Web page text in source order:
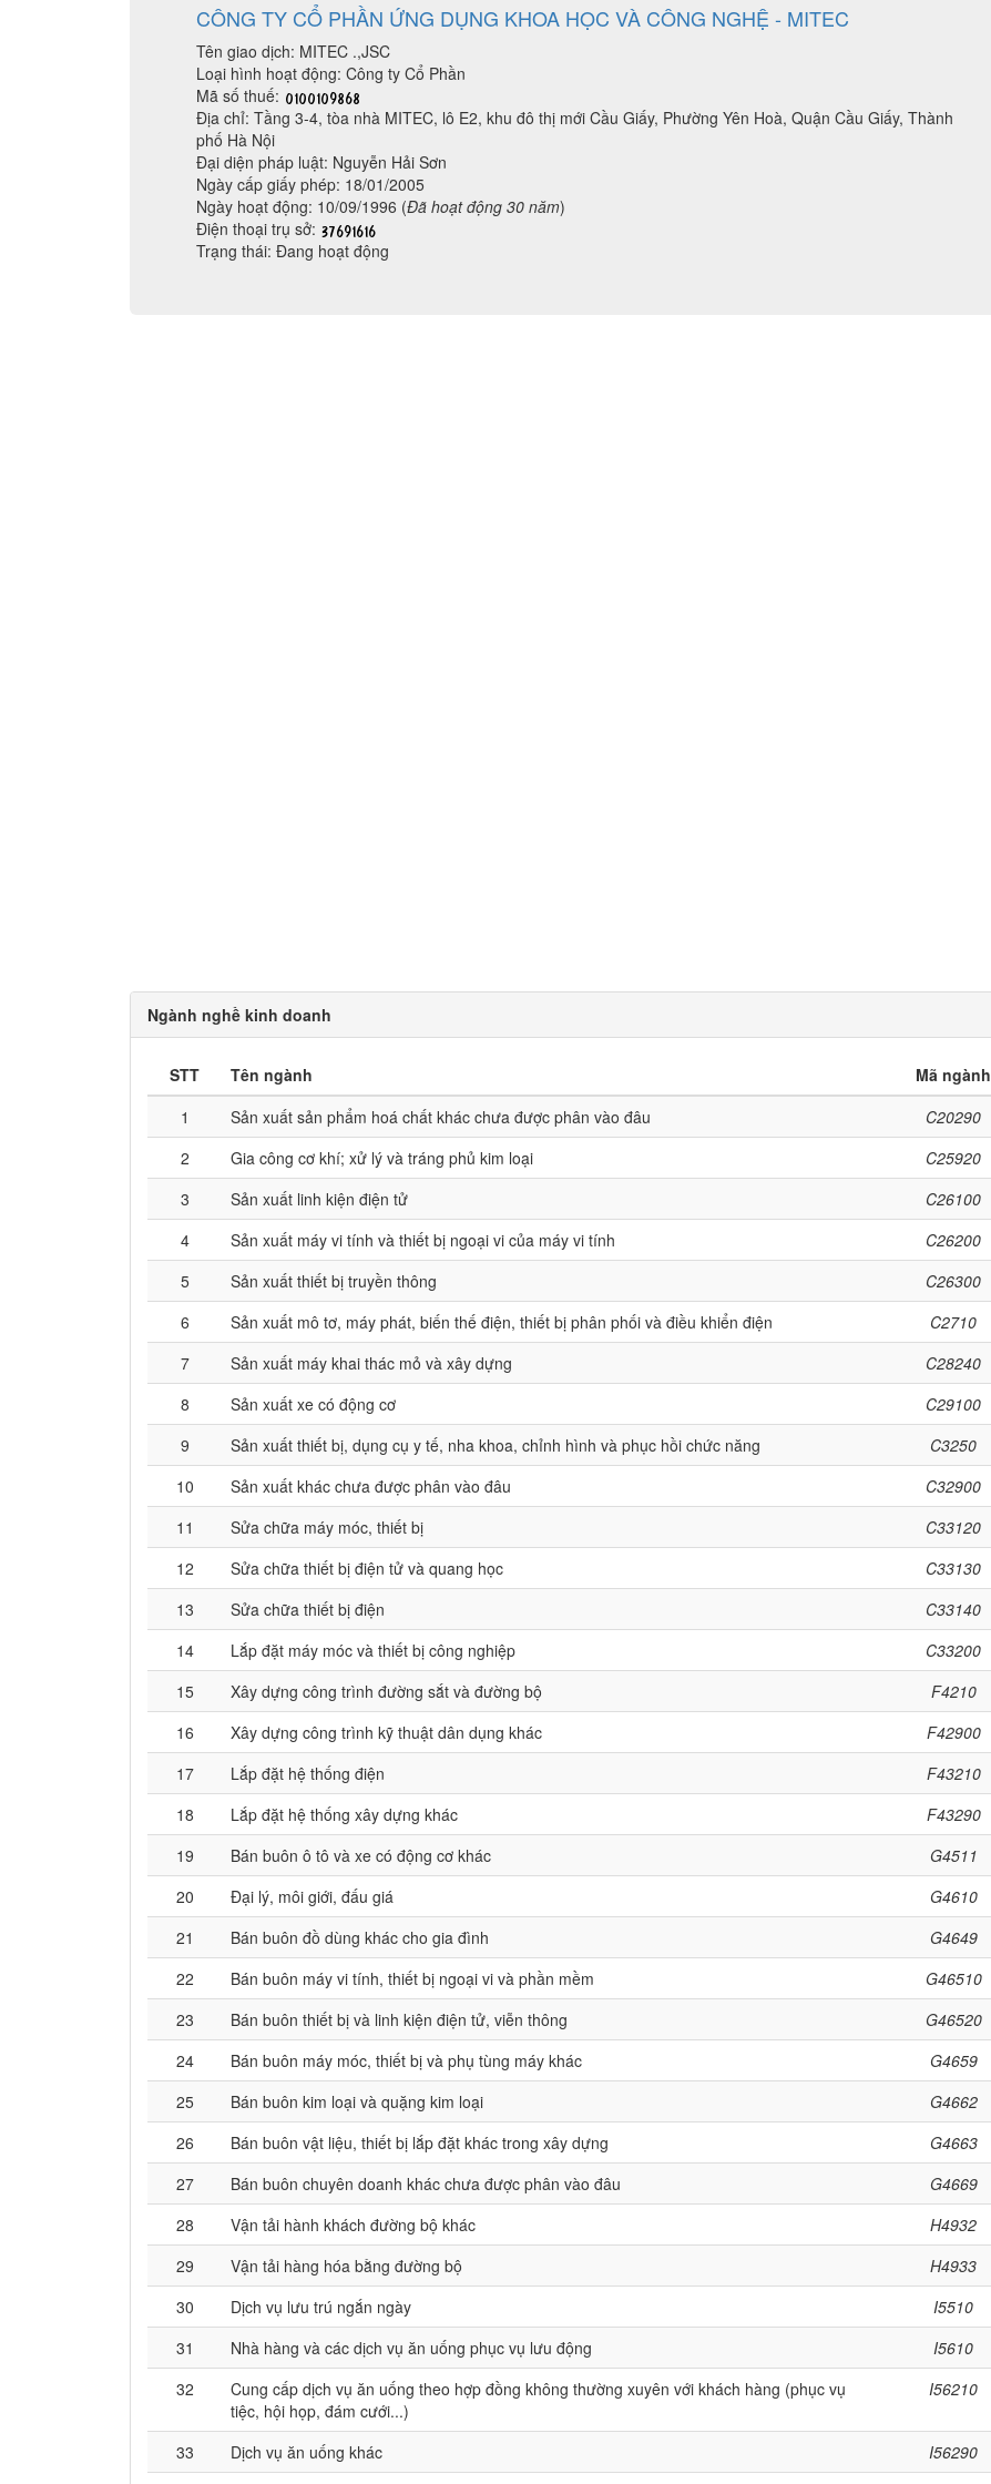
CÔNG TY CỔ PHẦN ỨNG DỤNG KHOA HỌC VÀ CÔNG NGHỆ - MITEC
Tên giao dịch: MITEC .,JSC
Loại hình hoạt động: Công ty Cổ Phần
Mã số thuế:
Địa chỉ: Tầng 3-4, tòa nhà MITEC, lô E2, khu đô thị mới Cầu Giấy, Phường Yên Hoà, Quận Cầu Giấy, Thành
phố Hà Nội
Đại diện pháp luật: Nguyễn Hải Sơn
Ngày cấp giấy phép: 18/01/2005
Ngày hoạt động: 10/09/1996 (Đã hoạt động 30 năm)
Điện thoại trụ sở:
Trạng thái: Đang hoạt động
Ngành nghề kinh doanh
STT Tên ngành
Mã ngành
1
Sản xuất sản phẩm hoá chất khác chưa được phân vào đâu
C20290
2
Gia công cơ khí; xử lý và tráng phủ kim loại
C25920
3
Sản xuất linh kiện điện tử
C26100
4
Sản xuất máy vi tính và thiết bị ngoại vi của máy vi tính
C26200
5
Sản xuất thiết bị truyền thông
C26300
6
Sản xuất mô tơ, máy phát, biến thế điện, thiết bị phân phối và điều khiển điện
C2710
7
Sản xuất máy khai thác mỏ và xây dựng
C28240
8
Sản xuất xe có động cơ
C29100
9
Sản xuất thiết bị, dụng cụ y tế, nha khoa, chỉnh hình và phục hồi chức năng
C3250
10
Sản xuất khác chưa được phân vào đâu
C32900
11
Sửa chữa máy móc, thiết bị
C33120
12
Sửa chữa thiết bị điện tử và quang học
C33130
13
Sửa chữa thiết bị điện
C33140
14
Lắp đặt máy móc và thiết bị công nghiệp
C33200
15
Xây dựng công trình đường sắt và đường bộ
F4210
16
Xây dựng công trình kỹ thuật dân dụng khác
F42900
17
Lắp đặt hệ thống điện
F43210
18
Lắp đặt hệ thống xây dựng khác
F43290
19
Bán buôn ô tô và xe có động cơ khác
G4511
20
Đại lý, môi giới, đấu giá
G4610
21
Bán buôn đồ dùng khác cho gia đình
G4649
22
Bán buôn máy vi tính, thiết bị ngoại vi và phần mềm
G46510
23
Bán buôn thiết bị và linh kiện điện tử, viễn thông
G46520
24
Bán buôn máy móc, thiết bị và phụ tùng máy khác
G4659
25
Bán buôn kim loại và quặng kim loại
G4662
26
Bán buôn vật liệu, thiết bị lắp đặt khác trong xây dựng
G4663
27
Bán buôn chuyên doanh khác chưa được phân vào đâu
G4669
28
Vận tải hành khách đường bộ khác
H4932
29
Vận tải hàng hóa bằng đường bộ
H4933
30
Dịch vụ lưu trú ngắn ngày
I5510
31
Nhà hàng và các dịch vụ ăn uống phục vụ lưu động
I5610
32
Cung cấp dịch vụ ăn uống theo hợp đồng không thường xuyên với khách hàng (phục vụ
tiệc, hội họp, đám cưới...)
I56210
33 Dịch vụ ăn uống khác
I56290